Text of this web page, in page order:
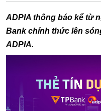
ADPIA thông báo kể từ
Bank chính thức lên
ADPIA.